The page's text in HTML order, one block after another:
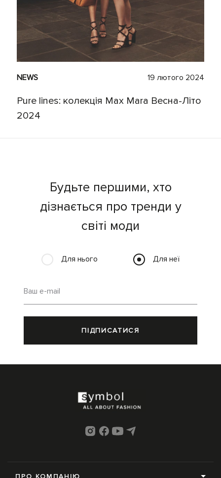
NEWS 19 лютого 2024
Pure lines: колекція Max Mara Весна-Літо
2024
Будьте першими, хто
дізнається про тренди у
світі моди
Для нього Для неї
Ваш e-mail
ПІДПИСАТИСЯ